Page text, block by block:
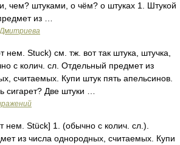
чем? штуками, о чём? о штуках 1. Штукой
из …
Stuck) см. тж. вот так штука, штучка,
с колич. сл. Отдельный предмет из
считаемых. Купи штук пять апельсинов.
сигарет? Две штуки …
нем. Stück] 1. (обычно с колич. сл.).
из числа однородных, считаемых. Купи